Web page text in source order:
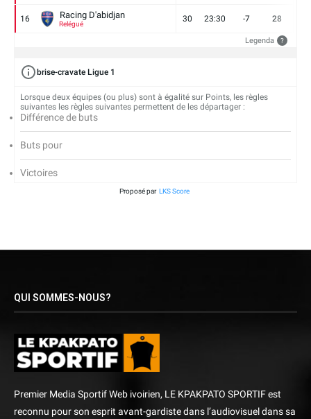
16 Racing D'abidjan
Relégué
30 23:30 -7 28
Legenda ?
brise-cravate Ligue 1
Lorsque deux équipes (ou plus) sont à égalité sur Points, les règles
suivantes les règles suivantes permettent de les départager :
Différence de buts
Buts pour
Victoires
Proposé par LKS Score
QUI SOMMES-NOUS?
Premier Media Sportif Web ivoirien, LE KPAKPATO SPORTIF est
reconnu pour son esprit avant-gardiste dans l’audiovisuel dans sa